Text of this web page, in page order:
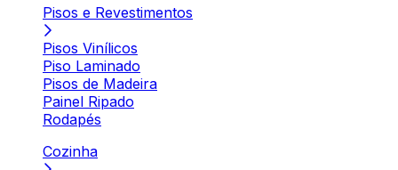
Pisos e Revestimentos
Pisos Vinílicos
Piso Laminado
Pisos de Madeira
Painel Ripado
Rodapés
Cozinha